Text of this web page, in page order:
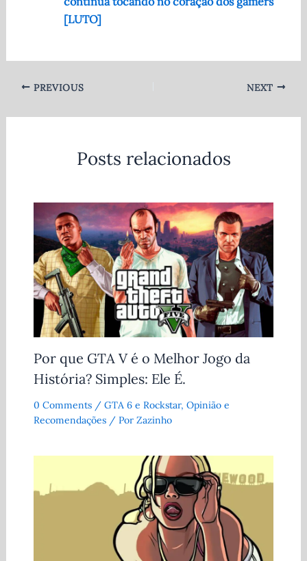
[LUTO]
PREVIOUS NEXT
Posts relacionados
Por que GTA V é o Melhor Jogo da
História? Simples: Ele É.
0 Comments / GTA 6 e Rockstar, Opinião e
Recomendações/ Por Zazinho